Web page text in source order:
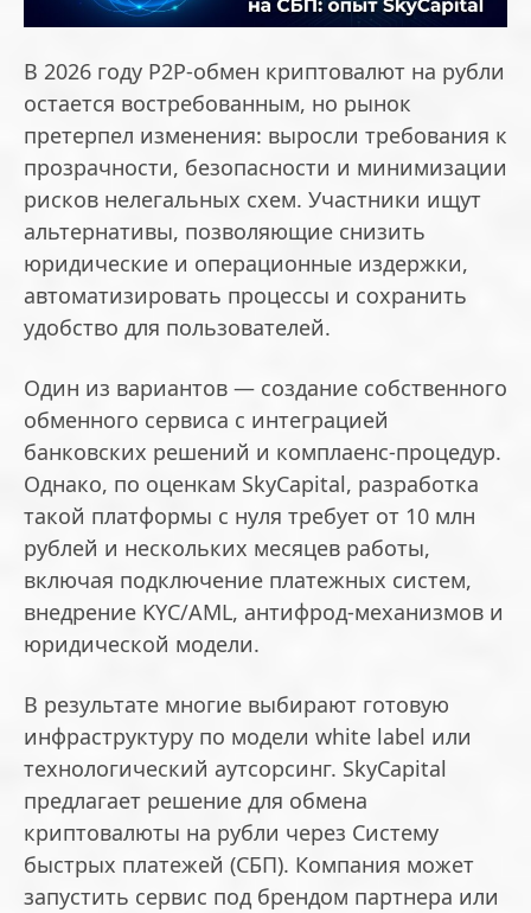
В 2026 году P2P-обмен криптовалют на рубли
остается востребованным, но рынок
претерпел изменения: выросли требования к
прозрачности, безопасности и минимизации
рисков нелегальных схем. Участники ищут
альтернативы, позволяющие снизить
юридические и операционные издержки,
автоматизировать процессы и сохранить
удобство для пользователей.
Один из вариантов — создание собственного
обменного сервиса с интеграцией
банковских решений и комплаенс-процедур.
Однако, по оценкам SkyCapital, разработка
такой платформы с нуля требует от 10 млн
рублей и нескольких месяцев работы,
включая подключение платежных систем,
внедрение KYC/AML, антифрод-механизмов и
юридической модели.
В результате многие выбирают готовую
инфраструктуру по модели white label или
технологический аутсорсинг. SkyCapital
предлагает решение для обмена
криптовалюты на рубли через Систему
быстрых платежей (СБП). Компания может
запустить сервис под брендом партнера или